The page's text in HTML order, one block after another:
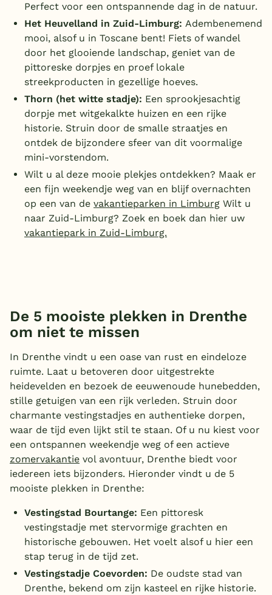
Perfect voor een ontspannende dag in de natuur.
Het Heuvelland in Zuid-Limburg: Adembenemend
mooi, alsof u in Toscane bent! Fiets of wandel
door het glooiende landschap, geniet van de
pittoreske dorpjes en proef lokale
streekproducten in gezellige hoeves.
Thorn (het witte stadje): Een sprookjesachtig
dorpje met witgekalkte huizen en een rijke
historie. Struin door de smalle straatjes en
ontdek de bijzondere sfeer van dit voormalige
mini-vorstendom.
Wilt u al deze mooie plekjes ontdekken? Maak er
een fijn weekendje weg van en blijf overnachten
op een van de vakantieparken in Limburg Wilt u
naar Zuid-Limburg? Zoek en boek dan hier uw
vakantiepark in Zuid-Limburg.
De 5 mooiste plekken in Drenthe
om niet te missen
In Drenthe vindt u een oase van rust en eindeloze
ruimte. Laat u betoveren door uitgestrekte
heidevelden en bezoek de eeuwenoude hunebedden,
stille getuigen van een rijk verleden. Struin door
charmante vestingstadjes en authentieke dorpen,
waar de tijd even lijkt stil te staan. Of u nu kiest voor
een ontspannen weekendje weg of een actieve
zomervakantie vol avontuur, Drenthe biedt voor
iedereen iets bijzonders. Hieronder vindt u de 5
mooiste plekken in Drenthe:
Vestingstad Bourtange: Een pittoresk
vestingstadje met stervormige grachten en
historische gebouwen. Het voelt alsof u hier een
stap terug in de tijd zet.
Vestingstadje Coevorden: De oudste stad van
Drenthe, bekend om zijn kasteel en rijke historie.